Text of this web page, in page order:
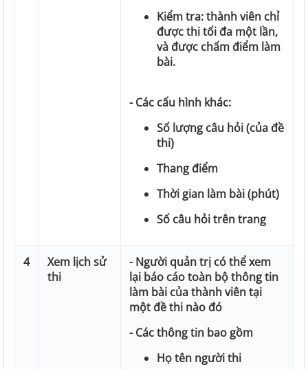
Kiểm tra: thành viên chỉ
được thi tối đa một lần,
và được chấm điểm làm
bài.
- Các cấu hình khác:
Số lượng câu hỏi (của đề
thi)
Thang điểm
Thời gian làm bài (phút)
Số câu hỏi trên trang
4
Xem lịch sử
thi
- Người quản trị có thể xem
lại báo cáo toàn bộ thông tin
làm bài của thành viên tại
một đề thi nào đó
- Các thông tin bao gồm
Họ tên người thi